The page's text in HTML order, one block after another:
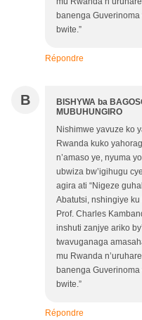
banenga
bwite.”
Répondre
B
BISHYWA ba
MUBUHUNGIRO
Nishimwe yavuze ko
Rwanda kuko
n’amaso ye, nyuma
ubwiza bw’igihugu
agira ati “Nigeze
Abatutsi, nshingiye
Prof. Charles
inshuti zanjye ariko
twavuganaga
mu Rwanda
banenga
bwite.”
Répondre